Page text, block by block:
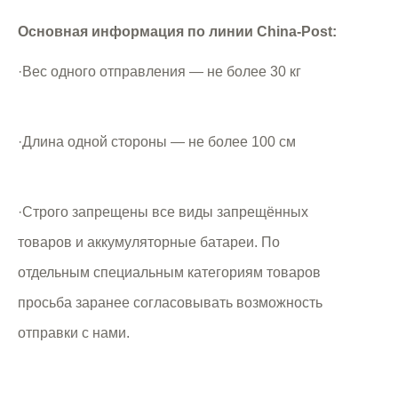
Основная информация по линии China-Post:
·Вес одного отправления — не более 30 кг
·Длина одной стороны — не более 100 см
·Строго запрещены все виды запрещённых
товаров и аккумуляторные батареи. По
отдельным специальным категориям товаров
просьба заранее согласовывать возможность
отправки с нами.